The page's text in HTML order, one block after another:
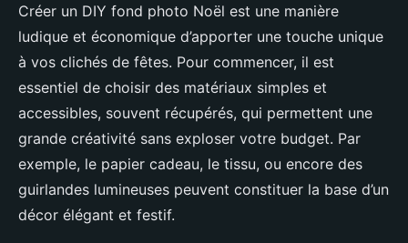
Créer un DIY fond photo Noël est une manière
ludique et économique d’apporter une touche unique
à vos clichés de fêtes. Pour commencer, il est
essentiel de choisir des matériaux simples et
accessibles, souvent récupérés, qui permettent une
grande créativité sans exploser votre budget. Par
exemple, le papier cadeau, le tissu, ou encore des
guirlandes lumineuses peuvent constituer la base d’un
décor élégant et festif.